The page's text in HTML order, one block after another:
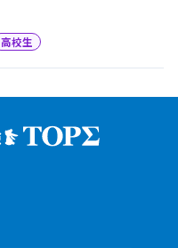
高校生